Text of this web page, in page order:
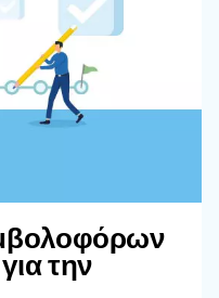
solutions